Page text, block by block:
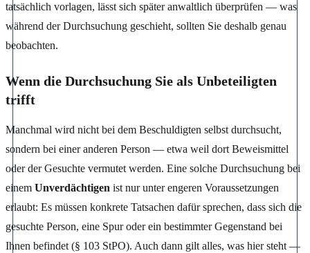
tatsächlich vorlagen, lässt sich später anwaltlich überprüfen — was
während der Durchsuchung geschieht, sollten Sie deshalb genau
beobachten.
Wenn die Durchsuchung Sie als Unbeteiligten
trifft
Manchmal wird nicht bei dem Beschuldigten selbst durchsucht,
sondern bei einer anderen Person — etwa weil dort Beweismittel
oder der Gesuchte vermutet werden. Eine solche Durchsuchung bei
einem Unverdächtigen ist nur unter engeren Voraussetzungen
erlaubt: Es müssen konkrete Tatsachen dafür sprechen, dass sich die
gesuchte Person, eine Spur oder ein bestimmter Gegenstand bei
Ihnen befindet (§ 103 StPO). Auch dann gilt alles, was hier steht —